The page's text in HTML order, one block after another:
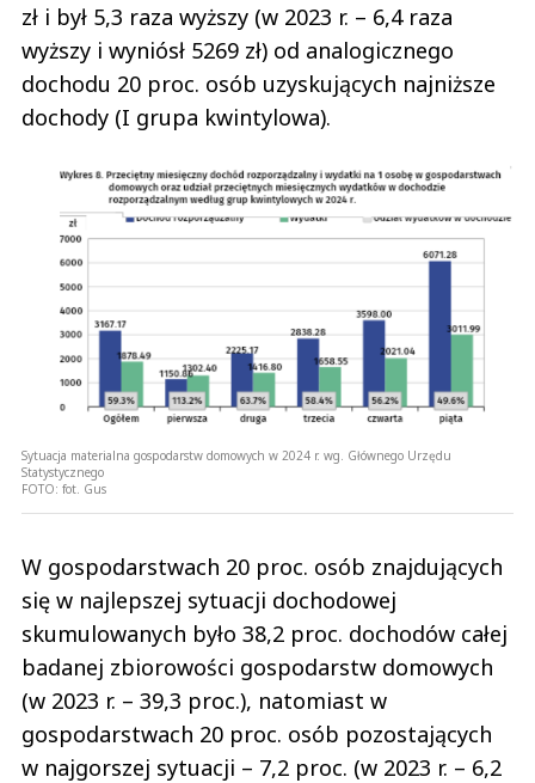
zł i był 5,3 raza wyższy (w 2023 r. – 6,4 raza
wyższy i wyniósł 5269 zł) od analogicznego
dochodu 20 proc. osób uzyskujących najniższe
dochody (I grupa kwintylowa).
Sytuacja materialna gospodarstw domowych w 2024 r. wg. Głównego Urzędu
Statystycznego
FOTO: fot. Gus
W gospodarstwach 20 proc. osób znajdujących
się w najlepszej sytuacji dochodowej
skumulowanych było 38,2 proc. dochodów całej
badanej zbiorowości gospodarstw domowych
(w 2023 r. – 39,3 proc.), natomiast w
gospodarstwach 20 proc. osób pozostających
w najgorszej sytuacji – 7,2 proc. (w 2023 r. – 6,2